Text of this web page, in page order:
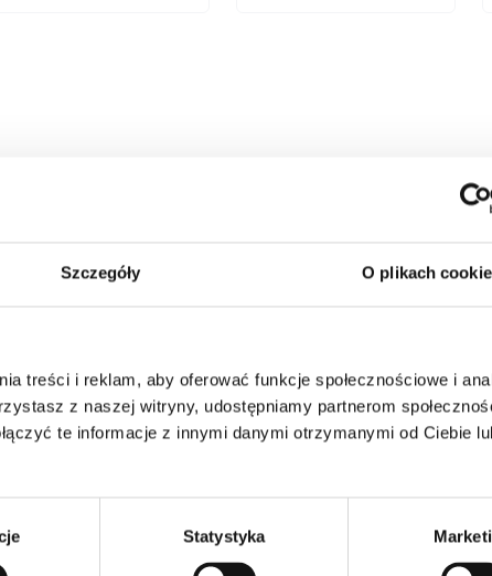
Szczegóły O plikach
treści i reklam, aby oferować funkcje społecznościowe i
z naszej witryny, udostępniamy partnerom
te informacje z innymi danymi otrzymanymi od Ciebie
Statystyka
zamawiać?
JAKUB LIEBELT